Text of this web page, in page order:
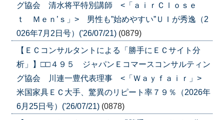
グ協会 清水将平特別講師 <「ａｉｒＣｌｏｓｅ
ｔ Ｍｅｎ’ｓ」> 男性も”始めやすい”ＵＩが秀逸（2
026年7月2日号）('26/07/21) (0879)
【ＥＣコンサルタントによる「勝手にＥＣサイト分
析」】□□４９５ ジャパンＥコマースコンサルティン
グ協会 川連一豊代表理事 <「Ｗａｙｆａｉｒ」>
米国家具ＥＣ大手、驚異のリピート率７９％（2026年
6月25日号）('26/07/21) (0878)